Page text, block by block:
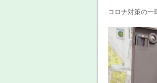
コロナ対策の一